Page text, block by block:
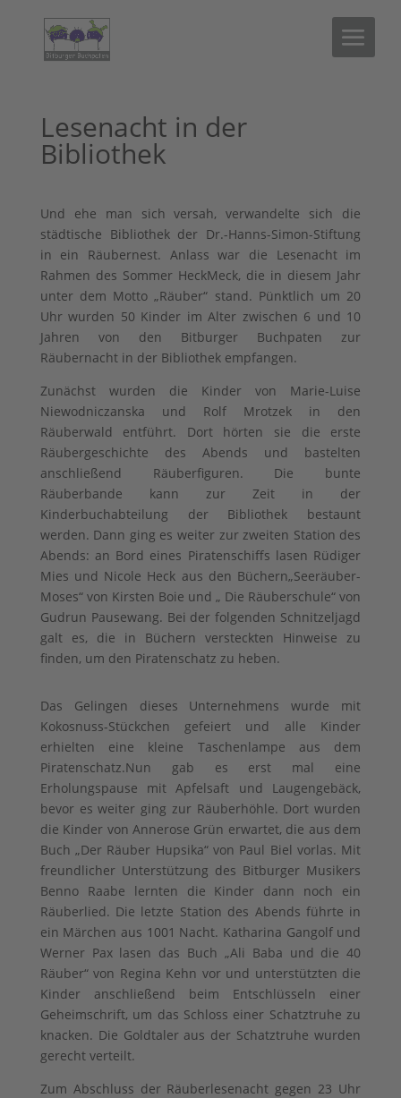
Lesenacht in der
Bibliothek
Und ehe man sich versah, verwandelte sich die
städtische Bibliothek der Dr.-Hanns-Simon-Stiftung
in ein Räubernest. Anlass war die Lesenacht im
Rahmen des Sommer HeckMeck, die in diesem Jahr
unter dem Motto „Räuber“ stand. Pünktlich um 20
Uhr wurden 50 Kinder im Alter zwischen 6 und 10
Jahren von den Bitburger Buchpaten zur
Räubernacht in der Bibliothek empfangen.
Zunächst wurden die Kinder von Marie-Luise
Niewodniczanska und Rolf Mrotzek in den
Räuberwald entführt. Dort hörten sie die erste
Räubergeschichte des Abends und bastelten
anschließend Räuberfiguren. Die bunte
Räuberbande kann zur Zeit in der
Kinderbuchabteilung der Bibliothek bestaunt
werden. Dann ging es weiter zur zweiten Station des
Abends: an Bord eines Piratenschiffs lasen Rüdiger
Mies und Nicole Heck aus den Büchern„Seeräuber-
Moses“ von Kirsten Boie und „ Die Räuberschule“ von
Gudrun Pausewang. Bei der folgenden Schnitzeljagd
galt es, die in Büchern versteckten Hinweise zu
finden, um den Piratenschatz zu heben.
Das Gelingen dieses Unternehmens wurde mit
Kokosnuss-Stückchen gefeiert und alle Kinder
erhielten eine kleine Taschenlampe aus dem
Piratenschatz.Nun gab es erst mal eine
Erholungspause mit Apfelsaft und Laugengebäck,
bevor es weiter ging zur Räuberhöhle. Dort wurden
die Kinder von Annerose Grün erwartet, die aus dem
Buch „Der Räuber Hupsika“ von Paul Biel vorlas. Mit
freundlicher Unterstützung des Bitburger Musikers
Benno Raabe lernten die Kinder dann noch ein
Räuberlied. Die letzte Station des Abends führte in
ein Märchen aus 1001 Nacht. Katharina Gangolf und
Werner Pax lasen das Buch „Ali Baba und die 40
Räuber“ von Regina Kehn vor und unterstützten die
Kinder anschließend beim Entschlüsseln einer
Geheimschrift, um das Schloss einer Schatztruhe zu
knacken. Die Goldtaler aus der Schatztruhe wurden
gerecht verteilt.
Zum Abschluss der Räuberlesenacht gegen 23 Uhr